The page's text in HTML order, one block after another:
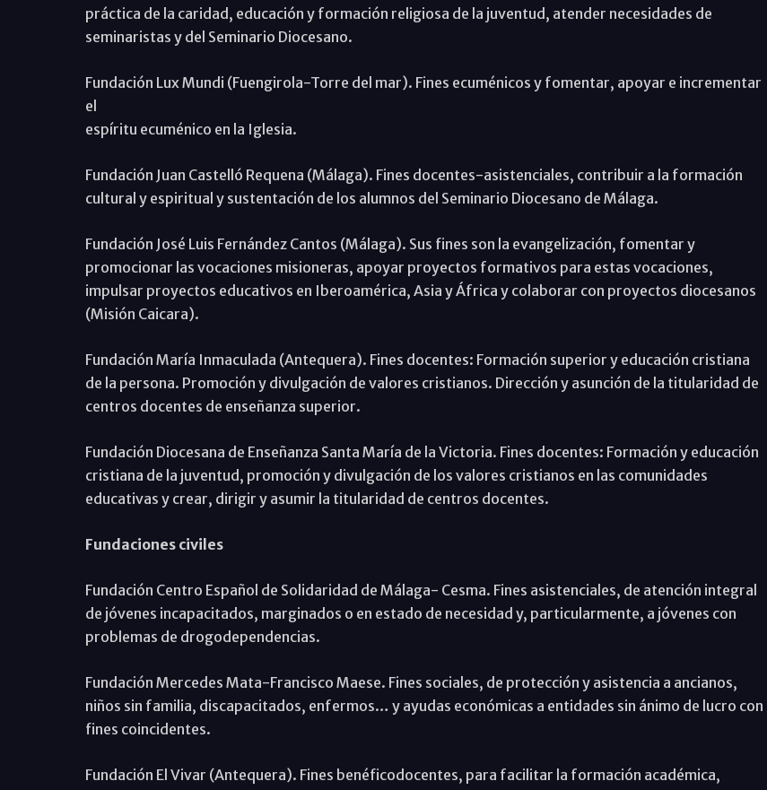
práctica de la caridad, educación y formación religiosa de la juventud, atender necesidades de
seminaristas y del Seminario Diocesano.
Fundación Lux Mundi (Fuengirola-Torre del mar). Fines ecuménicos y fomentar, apoyar e incrementar
el
espíritu ecuménico en la Iglesia.
Fundación Juan Castelló Requena (Málaga). Fines docentes-asistenciales, contribuir a la formación
cultural y espiritual y sustentación de los alumnos del Seminario Diocesano de Málaga.
Fundación José Luis Fernández Cantos (Málaga). Sus fines son la evangelización, fomentar y
promocionar las vocaciones misioneras, apoyar proyectos formativos para estas vocaciones,
impulsar proyectos educativos en Iberoamérica, Asia y África y colaborar con proyectos diocesanos
(Misión Caicara).
Fundación María Inmaculada (Antequera). Fines docentes: Formación superior y educación cristiana
de la persona. Promoción y divulgación de valores cristianos. Dirección y asunción de la titularidad de
centros docentes de enseñanza superior.
Fundación Diocesana de Enseñanza Santa María de la Victoria. Fines docentes: Formación y educación
cristiana de la juventud, promoción y divulgación de los valores cristianos en las comunidades
educativas y crear, dirigir y asumir la titularidad de centros docentes.
Fundaciones civiles
Fundación Centro Español de Solidaridad de Málaga- Cesma. Fines asistenciales, de atención integral
de jóvenes incapacitados, marginados o en estado de necesidad y, particularmente, a jóvenes con
problemas de drogodependencias.
Fundación Mercedes Mata-Francisco Maese. Fines sociales, de protección y asistencia a ancianos,
niños sin familia, discapacitados, enfermos… y ayudas económicas a entidades sin ánimo de lucro con
fines coincidentes.
Fundación El Vivar (Antequera). Fines benéficodocentes, para facilitar la formación académica,